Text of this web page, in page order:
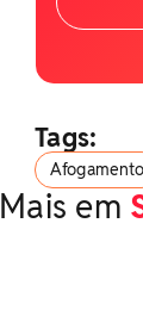
Tags:
Afogamento
Mais em